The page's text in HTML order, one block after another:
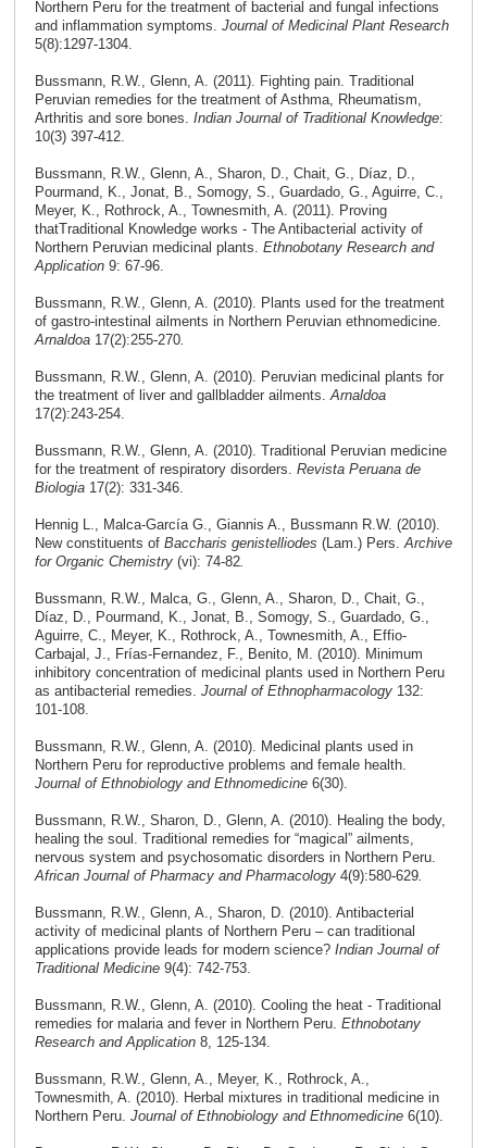
Northern Peru for the treatment of bacterial and fungal infections
and inflammation symptoms. Journal of Medicinal Plant Research
5(8):1297-1304.
Bussmann, R.W., Glenn, A. (2011). Fighting pain. Traditional
Peruvian remedies for the treatment of Asthma, Rheumatism,
Arthritis and sore bones. Indian Journal of Traditional Knowledge:
10(3) 397-412.
Bussmann, R.W., Glenn, A., Sharon, D., Chait, G., Díaz, D.,
Pourmand, K., Jonat, B., Somogy, S., Guardado, G., Aguirre, C.,
Meyer, K., Rothrock, A., Townesmith, A. (2011). Proving
thatTraditional Knowledge works - The Antibacterial activity of
Northern Peruvian medicinal plants. Ethnobotany Research and
Application9: 67-96.
Bussmann, R.W., Glenn, A. (2010). Plants used for the treatment
of gastro-intestinal ailments in Northern Peruvian ethnomedicine.
Arnaldoa17(2):255-270.
Bussmann, R.W., Glenn, A. (2010). Peruvian medicinal plants for
the treatment of liver and gallbladder ailments. Arnaldoa
17(2):243-254.
Bussmann, R.W., Glenn, A. (2010). Traditional Peruvian medicine
for the treatment of respiratory disorders. Revista Peruana de
Biologia17(2): 331-346.
Hennig L., Malca-García G., Giannis A., Bussmann R.W. (2010).
New constituents of Baccharis genistelliodes (Lam.) Pers.Archive
for Organic Chemistry(vi): 74-82.
Bussmann, R.W., Malca, G., Glenn, A., Sharon, D., Chait, G.,
Díaz, D., Pourmand, K., Jonat, B., Somogy, S., Guardado, G.,
Aguirre, C., Meyer, K., Rothrock, A., Townesmith, A., Effio-
Carbajal, J., Frías-Fernandez, F., Benito, M. (2010). Minimum
inhibitory concentration of medicinal plants used in Northern Peru
as antibacterial remedies. Journal of Ethnopharmacology 132:
101-108.
Bussmann, R.W., Glenn, A. (2010). Medicinal plants used in
Northern Peru for reproductive problems and female health.
Journal of Ethnobiology and Ethnomedicine6(30).
Bussmann, R.W., Sharon, D., Glenn, A. (2010). Healing the body,
healing the soul. Traditional remedies for “magical” ailments,
nervous system and psychosomatic disorders in Northern Peru.
African Journal of Pharmacy and Pharmacology4(9):580-629.
Bussmann, R.W., Glenn, A., Sharon, D. (2010). Antibacterial
activity of medicinal plants of Northern Peru – can traditional
applications provide leads for modern science?Indian Journal of
Traditional Medicine9(4): 742-753.
Bussmann, R.W., Glenn, A. (2010). Cooling the heat - Traditional
remedies for malaria and fever in Northern Peru. Ethnobotany
Research and Application 8, 125-134.
Bussmann, R.W., Glenn, A., Meyer, K., Rothrock, A.,
Townesmith, A. (2010). Herbal mixtures in traditional medicine in
Northern Peru. Journal of Ethnobiology and Ethnomedicine6(10).